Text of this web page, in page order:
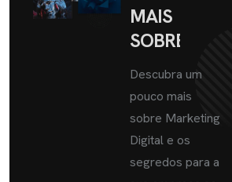
MAIS
SOBRE
Descubra um
pouco mais
sobre Marketing
Digital e os
segredos para a